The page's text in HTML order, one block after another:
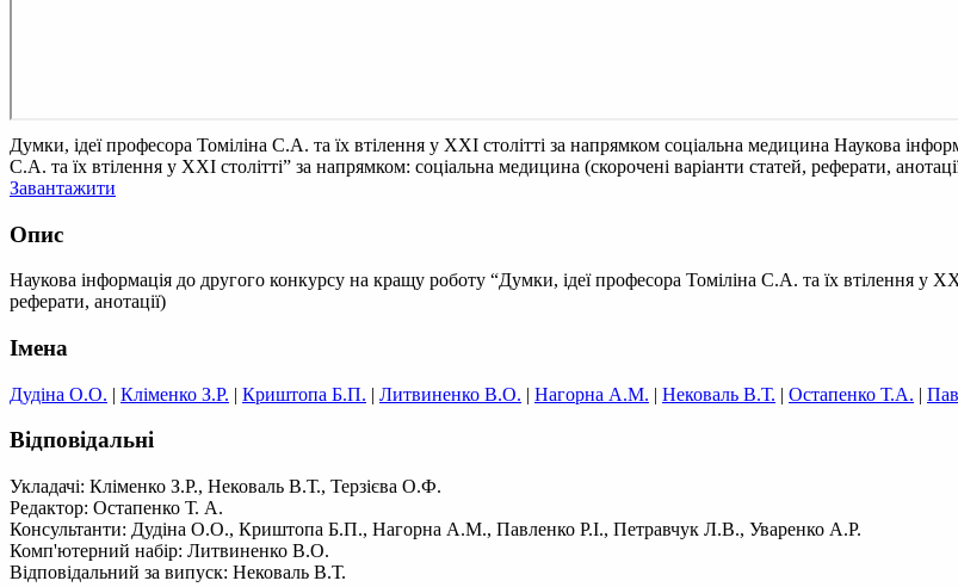
Думки, ідеї професора Томіліна С.А. та їх втілення у ХХI столітті за напрямком соціальна медицина Наукова
С.А. та їх втілення у XXI столітті” за напрямком: соціальна медицина (скорочені варіанти статей, реферати,
Завантажити
Опис
Наукова інформація до другого конкурсу на кращу роботу “Думки, ідеї професора Томіліна С.А. та їх втілення у
реферати, анотації)
Імена
Дудіна О.О. | Кліменко З.Р. | Криштопа Б.П. | Литвиненко В.О. | Нагорна А.М. | Нековаль В.Т. | Остапенко Т.А. |
Відповідальні
Укладачі: Кліменко З.Р., Нековаль В.Т., Терзієва О.Ф.
Редактор: Остапенко Т. А.
Консультанти: Дудіна О.О., Криштопа Б.П., Нагорна А.М., Павленко Р.І., Петравчук Л.В., Уваренко А.Р.
Комп'ютерний набір: Литвиненко В.О.
Відповідальний за випуск: Нековаль В.Т.